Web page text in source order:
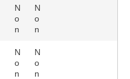
N
o
n
N
o
n
N
o
n
N
o
n